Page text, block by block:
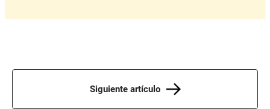
Siguiente artículo